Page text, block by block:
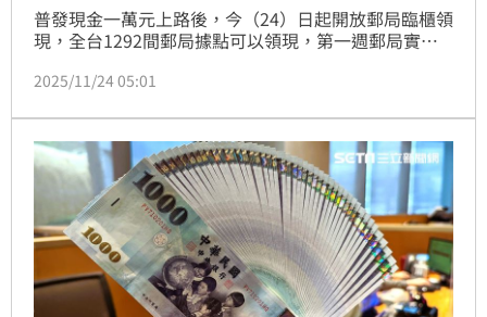
普發現金一萬元上路後，今（24）日起開放郵局臨櫃領
現，全台1292間郵局據點可以領現，第一週郵局實施
新聞網》帶您一次看懂。
2025/11/24 05:01